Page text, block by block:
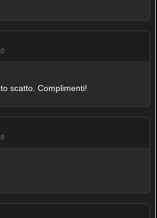
scatto. Complimenti!